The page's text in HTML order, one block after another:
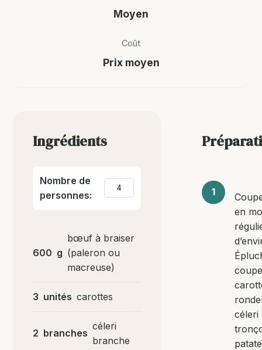
Moyen
Coût
Prix moyen
Ingrédients
Nombre de
personnes:
600 g
bœuf à braiser
(paleron ou
macreuse)
3 unités carottes
2 branches
céleri
branche
en
céleri